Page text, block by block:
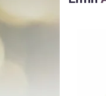
a
aromaterapii